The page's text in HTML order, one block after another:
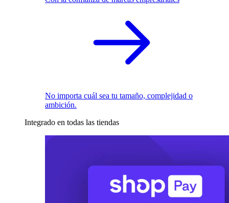
No importa cuál sea tu tamaño, complejidad o
ambición.
Integrado en todas las tiendas